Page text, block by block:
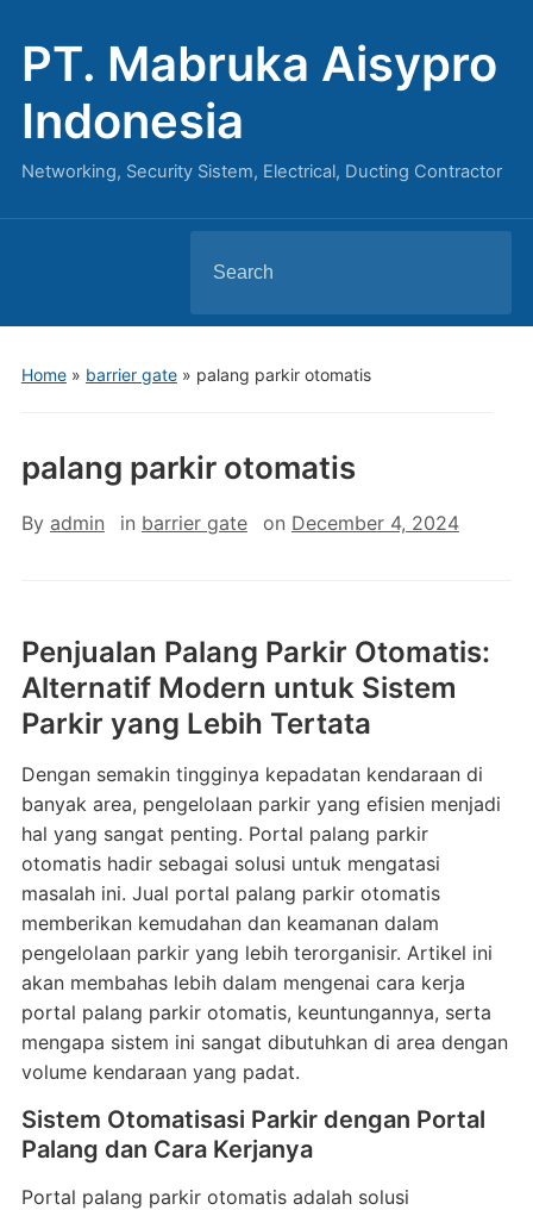
PT. Mabruka Aisypro
Indonesia
Networking, Security Sistem, Electrical, Ducting Contractor
for:
Home» barrier gate» palang parkir otomatis
palang parkir otomatis
By admin in barrier gate on December 4, 2024
Penjualan Palang Parkir Otomatis:
Alternatif Modern untuk Sistem
Parkir yang Lebih Tertata
Dengan semakin tingginya kepadatan kendaraan di
banyak area, pengelolaan parkir yang efisien menjadi
hal yang sangat penting. Portal palang parkir
otomatis hadir sebagai solusi untuk mengatasi
masalah ini. Jual portal palang parkir otomatis
memberikan kemudahan dan keamanan dalam
pengelolaan parkir yang lebih terorganisir. Artikel ini
akan membahas lebih dalam mengenai cara kerja
portal palang parkir otomatis, keuntungannya, serta
mengapa sistem ini sangat dibutuhkan di area dengan
volume kendaraan yang padat.
Sistem Otomatisasi Parkir dengan Portal
Palang dan Cara Kerjanya
Portal palang parkir otomatis adalah solusi